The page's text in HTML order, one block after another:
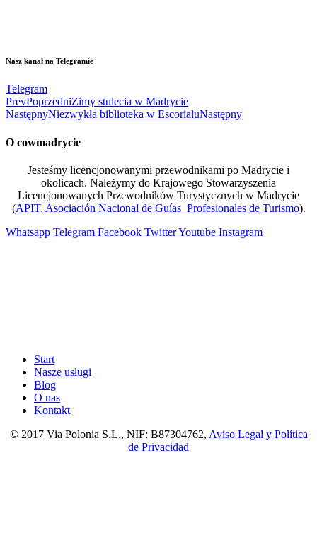
Nasz kanał na Telegramie
Telegram
PrevPoprzedniZimy stulecia w Madrycie
NastępnyNiezwykła biblioteka w EscorialuNastępny
O cowmadrycie
Jesteśmy licencjonowanymi przewodnikami po Madrycie i
okolicach. Należymy do Krajowego Stowarzyszenia
Licencjonowanych Przewodników Turystycznych w Madrycie
(APIT, Asociación Nacional de Guías Profesionales de Turismo).
Whatsapp Telegram Facebook TwitterYoutube Instagram
Start
Nasze usługi
Blog
O nas
Kontakt
© 2017 Via Polonia S.L., NIF: B87304762, Aviso Legal y Política
de Privacidad